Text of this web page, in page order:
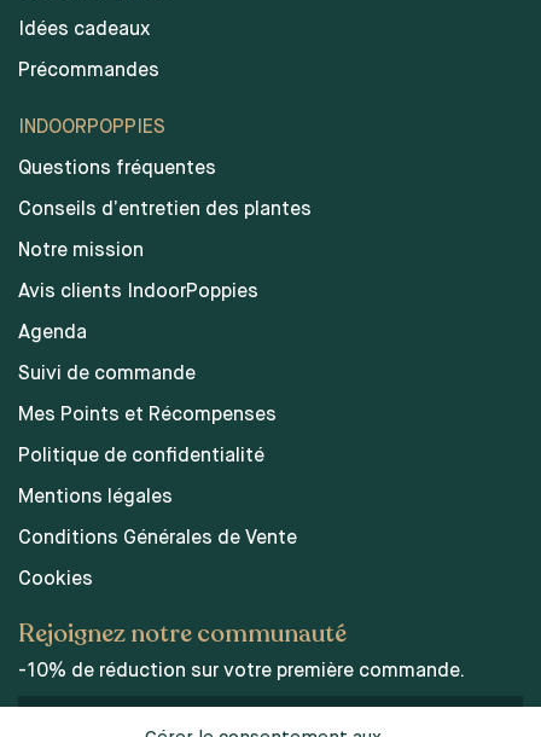
Idées cadeaux
Précommandes
INDOORPOPPIES
Questions fréquentes
Conseils d’entretien des plantes
Notre mission
Avis clients IndoorPoppies
Agenda
Suivi de commande
Mes Points et Récompenses
Politique de confidentialité
Mentions légales
Conditions Générales de Vente
Cookies
Rejoignez notre communauté
-10% de réduction sur votre première commande.